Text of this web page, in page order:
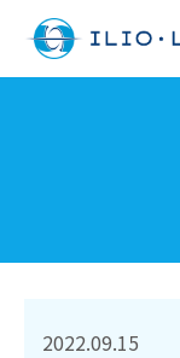
2022.09.15